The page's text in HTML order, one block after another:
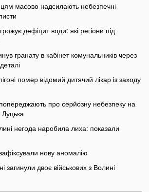
масово надсилають небезпечні
дефіцит води: які регіони під
гранату в кабінет комунальників через
помер відомий дитячий лікар із заходу
про серйозну небезпеку на
Луцька
негода наробила лиха: показали
нову аномалію
загинули двоє військових з Волині